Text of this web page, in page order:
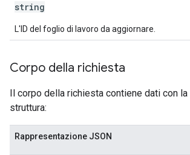
string
L'ID del foglio di lavoro da aggiornare.
Corpo della richiesta
Il corpo della richiesta contiene dati con
struttura:
Rappresentazione JSON